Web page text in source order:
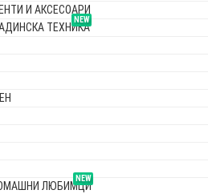
И АКСЕСОАРИ
NEW
ТЕХНИКА
NEW
ЛЮБИМЦИ